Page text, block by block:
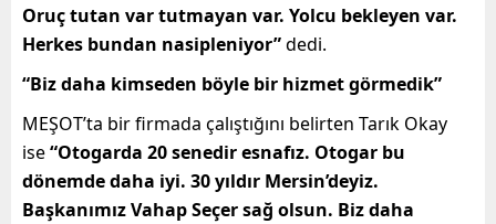
Oruç tutan var tutmayan var. Yolcu bekleyen var.
Herkes bundan nasipleniyor”dedi.
“Biz daha kimseden böyle bir hizmet görmedik”
MEŞOT’ta bir firmada çalıştığını belirten Tarık Okay
ise“Otogarda 20 senedir esnafız. Otogar bu
dönemde daha iyi. 30 yıldır Mersin’deyiz.
Başkanımız Vahap Seçer sağ olsun. Biz daha